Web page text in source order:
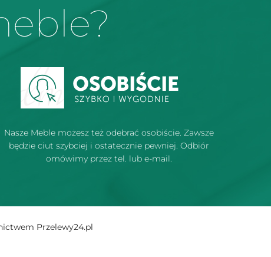
Nasze Meble możesz też odebrać osobiście. Zawsze
będzie ciut szybciej i ostatecznie pewniej. Odbiór
omówimy przez tel. lub e-mail.
Przelewy24.pl